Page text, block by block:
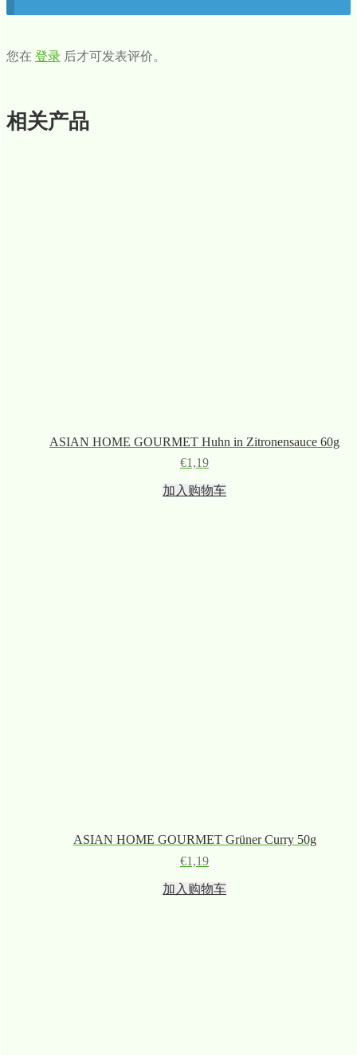
您在 登录 后才可发表评价。
相关产品
ASIAN HOME GOURMET Huhn in Zitronensauce 60g
€1,19
加入购物车
ASIAN HOME GOURMET Grüner Curry 50g
€1,19
加入购物车